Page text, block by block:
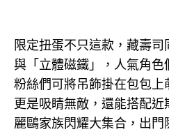
限定扭蛋不只這款，藏壽司
與「立體磁鐵」，人氣角色
粉絲們可將吊飾掛在包包上
更是吸睛無敵，還能搭配近
麗鷗家族閃耀大集合，出